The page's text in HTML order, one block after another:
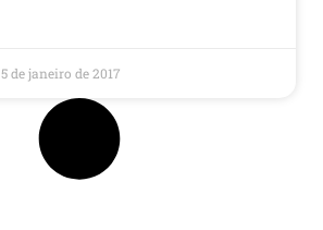
5 de janeiro de 2017